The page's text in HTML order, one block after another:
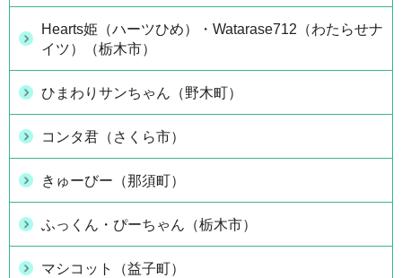
Hearts姫（ハーツひめ）・Watarase712（わたらせナ
イツ）（栃木市）
ひまわりサンちゃん（野木町）
コンタ君（さくら市）
きゅーびー（那須町）
ふっくん・ぴーちゃん（栃木市）
マシコット（益子町）